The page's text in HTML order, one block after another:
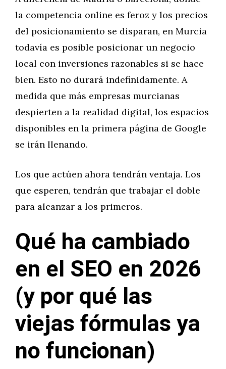
la competencia online es feroz y los precios
del posicionamiento se disparan, en Murcia
todavía es posible posicionar un negocio
local con inversiones razonables si se hace
bien. Esto no durará indefinidamente. A
medida que más empresas murcianas
despierten a la realidad digital, los espacios
disponibles en la primera página de Google
se irán llenando.
Los que actúen ahora tendrán ventaja. Los
que esperen, tendrán que trabajar el doble
para alcanzar a los primeros.
Qué ha cambiado
en el SEO en 2026
(y por qué las
viejas fórmulas ya
no funcionan)